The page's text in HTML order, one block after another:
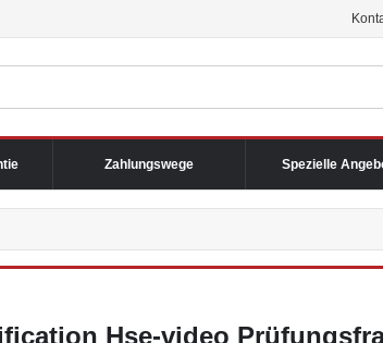
Zahlungswege Spezielle
Hse-video